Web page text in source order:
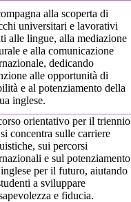
alla scoperta di
universitari e lavorativi
alle lingue, alla mediazione
e alla comunicazione
dedicando
alle opportunità di
e al potenziamento della
inglese.
orientativo per il triennio
concentra sulle carriere
sui percorsi
e sul potenziamento
per il futuro, aiutando
a sviluppare
e fiducia.